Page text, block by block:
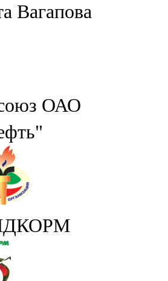
Вагапова
ОАО